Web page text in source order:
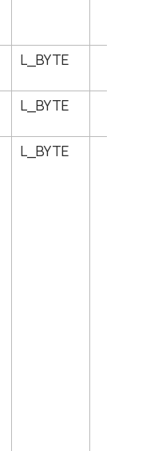
L_BYTE
L_BYTE
L_BYTE